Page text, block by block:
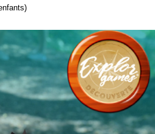
d
é
o
u
e